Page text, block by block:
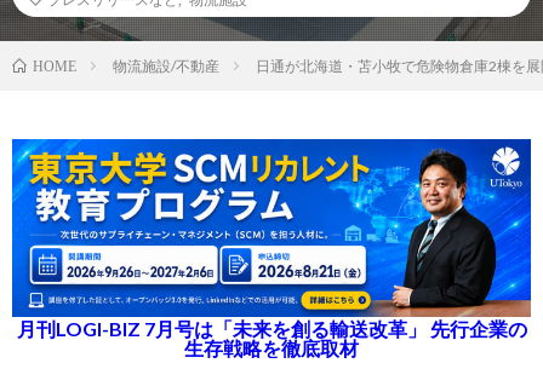
HOME 物流施設/不動産 日通が北海道・苫小牧で危険物倉庫2棟を
月刊LOGI-BIZ 7月号は「未来を創る輸送改革」 先行企業の
生存戦略を徹底取材